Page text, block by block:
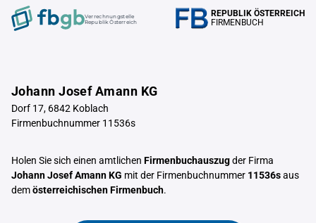
Verrechnungstelle
Republik Österreich
REPUBLIK ÖSTERREICH
FIRMENBUCH
Johann Josef Amann KG
Dorf 17, 6842 Koblach
Firmenbuchnummer 11536s
Holen Sie sich einen amtlichen Firmenbuchauszugder Firma
Johann Josef Amann KG mit der Firmenbuchnummer 11536saus
demösterreichischen Firmenbuch.